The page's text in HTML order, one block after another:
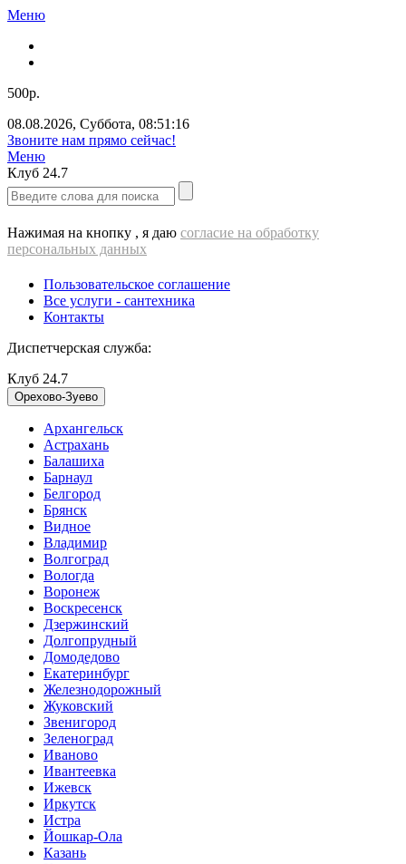
Меню
500р.
08.08.2026, Суббота, 08:51:16
Звоните нам прямо сейчас!
Меню
Клуб 24.7
Нажимая на кнопку , я даю согласие на обработку
персональных данных
Пользовательское соглашение
Все услуги - cантехника
Контакты
Диспетчерская служба:
Клуб 24.7
Орехово-Зуево
Архангельск
Астрахань
Балашиха
Барнаул
Белгород
Брянск
Видное
Владимир
Волгоград
Вологда
Воронеж
Воскресенск
Дзержинский
Долгопрудный
Домодедово
Екатеринбург
Железнодорожный
Жуковский
Звенигород
Зеленоград
Иваново
Ивантеевка
Ижевск
Иркутск
Истра
Йошкар-Ола
Казань